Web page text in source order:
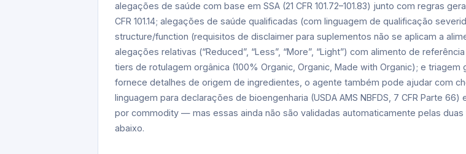
alegações de saúde com base em SSA (21 CFR 101.72–101.83) junto com regras
CFR 101.14; alegações de saúde qualificadas (com linguagem de qualificação
structure/function (requisitos de disclaimer para suplementos não se aplicam a
alegações relativas (“Reduced”, “Less”, “More”, “Light”) com alimento de
tiers de rotulagem orgânica (100% Organic, Organic, Made with Organic); e triagem
fornece detalhes de origem de ingredientes, o agente também pode ajudar com
linguagem para declarações de bioengenharia (USDA AMS NBFDS, 7 CFR Parte
por commodity — mas essas ainda não são validadas automaticamente pelas
abaixo.